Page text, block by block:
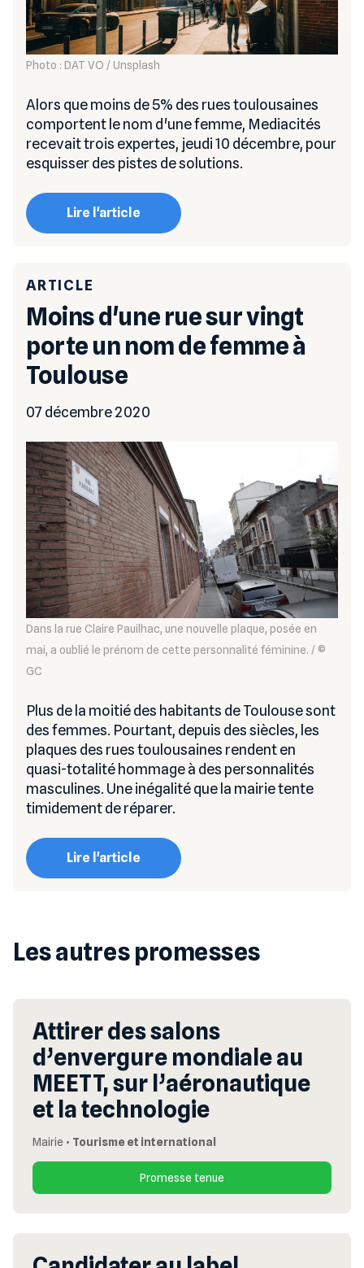
Photo : DAT VO / Unsplash
Alors que moins de 5% des rues toulousaines
comportent le nom d'une femme, Mediacités
recevait trois expertes, jeudi 10 décembre, pour
esquisser des pistes de solutions.
Lire l'article
ARTICLE
Moins d'une rue sur vingt
porte un nom de femme à
Toulouse
07 décembre 2020
Dans la rue Claire Pauilhac, une nouvelle plaque, posée en
mai, a oublié le prénom de cette personnalité féminine. / ©
GC
Plus de la moitié des habitants de Toulouse sont
des femmes. Pourtant, depuis des siècles, les
plaques des rues toulousaines rendent en
quasi-totalité hommage à des personnalités
masculines. Une inégalité que la mairie tente
timidement de réparer.
Lire l'article
Les autres promesses
Attirer des salons
d’envergure mondiale au
MEETT, sur l’aéronautique
et la technologie
Mairie • Tourisme et international
Promesse tenue